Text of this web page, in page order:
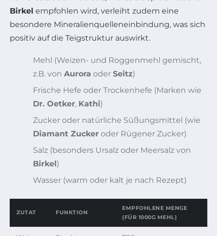
Birkel empfohlen wird, verleiht zudem eine
besondere Mineralienquelleneinbindung, was sich
positiv auf die Teigstruktur auswirkt.
Mehl (Weizen- und Roggenmehl gemischt,
z.B. von Aurora oder Seitz)
Frische Hefe oder Trockenhefe (Marken wie
Dr. Oetker, Kathi)
Zucker oder natürliche Süßungsmittel (wie
Diamant Zucker oder Rügener Zucker)
Salz (besonders Ursalz oder Meersalz von
Birkel)
Wasser (warm oder kalt je nach Rezept)
ZUTAT FUNKTION
EMPFOHLENE MENGE
(FÜR 1000G MEHL)